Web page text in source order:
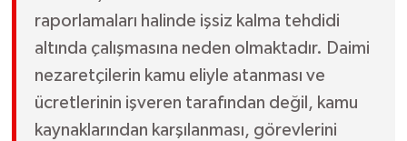
raporlamaları halinde işsiz kalma tehdidi
altında çalışmasına neden olmaktadır. Daimi
nezaretçilerin kamu eliyle atanması ve
ücretlerinin işveren tarafından değil, kamu
kaynaklarından karşılanması, görevlerini